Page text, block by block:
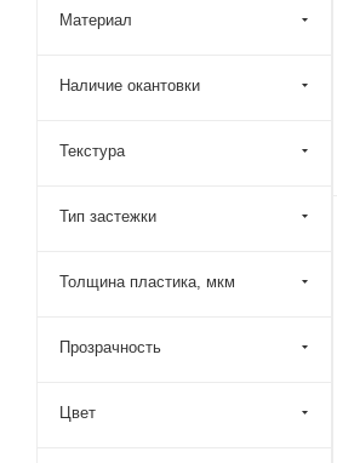
Материал
Наличие окантовки
Текстура
Тип застежки
Толщина пластика, мкм
Прозрачность
Цвет